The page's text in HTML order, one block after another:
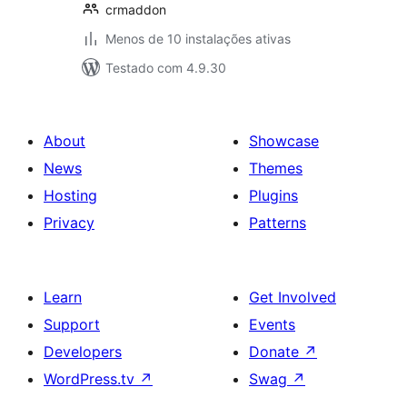
crmaddon
Menos de 10 instalações ativas
Testado com 4.9.30
About
News
Hosting
Privacy
Showcase
Themes
Plugins
Patterns
Learn
Support
Developers
WordPress.tv ↗
Get Involved
Events
Donate ↗
Swag ↗